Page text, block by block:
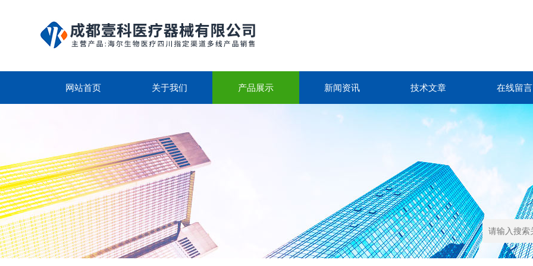
网站首页 关于我们 产品展示 新闻资讯 技术文章 在线留言